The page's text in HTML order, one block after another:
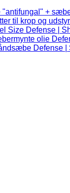
Defense |
Defense